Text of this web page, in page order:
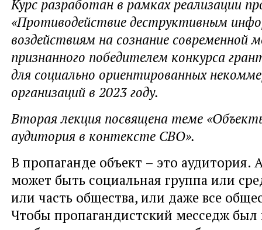
Курс разработан в рамках реализации
«Противодействие деструктивным
воздействиям на сознание современной
признанного победителем конкурса
для социально ориентированных
организаций в 2023 году.
Вторая лекция посвящена теме
аудитория в контексте СВО».
В пропаганде объект – это аудитория.
может быть социальная группа или
или часть общества, или даже все
Чтобы пропагандистский месседж